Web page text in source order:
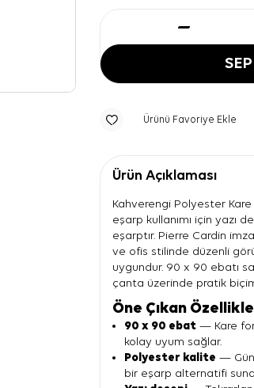
Ürünü Favoriye Ekle
Ürün Açıklaması
Kahverengi Polyester
eşarp kullanımı için yazı
eşarptır. Pierre Cardin
ve ofis stilinde düzenli
uygundur. 90 x 90 ebatı
çanta üzerinde pratik
Öne Çıkan
90 x 90 ebat — Kare
kolay uyum sağlar.
Polyester kalite —
bir eşarp alternatifi